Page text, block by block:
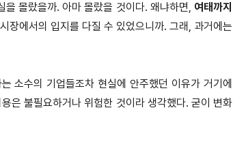
을 몰랐을까. 아마몰랐을 것이다. 왜냐하면, 여태까지
장에서의 입지를 다질 수 있었으니까. 그래, 과거에는
소수의 기업들조차 현실에 안주했던 이유가 거기에
은 불필요하거나 위험한 것이라 생각했다. 굳이 변화